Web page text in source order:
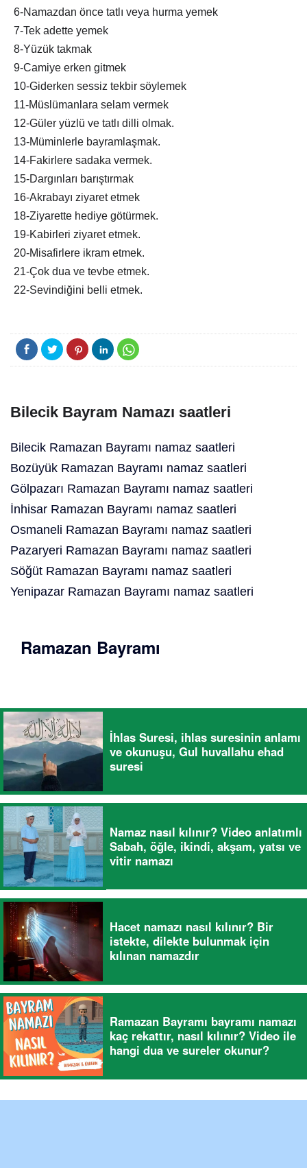
6-Namazdan önce tatlı veya hurma yemek
7-Tek adette yemek
8-Yüzük takmak
9-Camiye erken gitmek
10-Giderken sessiz tekbir söylemek
11-Müslümanlara selam vermek
12-Güler yüzlü ve tatlı dilli olmak.
13-Müminlerle bayramlaşmak.
14-Fakirlere sadaka vermek.
15-Dargınları barıştırmak
16-Akrabayı ziyaret etmek
18-Ziyarette hediye götürmek.
19-Kabirleri ziyaret etmek.
20-Misafirlere ikram etmek.
21-Çok dua ve tevbe etmek.
22-Sevindiğini belli etmek.
Bilecik Bayram Namazı saatleri
Bilecik Ramazan Bayramı namaz saatleri
Bozüyük Ramazan Bayramı namaz saatleri
Gölpazarı Ramazan Bayramı namaz saatleri
İnhisar Ramazan Bayramı namaz saatleri
Osmaneli Ramazan Bayramı namaz saatleri
Pazaryeri Ramazan Bayramı namaz saatleri
Söğüt Ramazan Bayramı namaz saatleri
Yenipazar Ramazan Bayramı namaz saatleri
Ramazan Bayramı
İhlas Suresi, ihlas suresinin anlamı
ve okunuşu, Gul huvallahu ehad
suresi
Namaz nasıl kılınır? Video anlatımlı
Sabah, öğle, ikindi, akşam, yatsı ve
vitir namazı
Hacet namazı nasıl kılınır? Bir
istekte, dilekte bulunmak için
kılınan namazdır
Ramazan Bayramı bayramı namazı
kaç rekattır, nasıl kılınır? Video ile
hangi dua ve sureler okunur?